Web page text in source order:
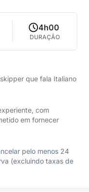
4h00
DURAÇÃO
que fala Italiano
com
em fornecer
pelo menos 24
(excluindo taxas de